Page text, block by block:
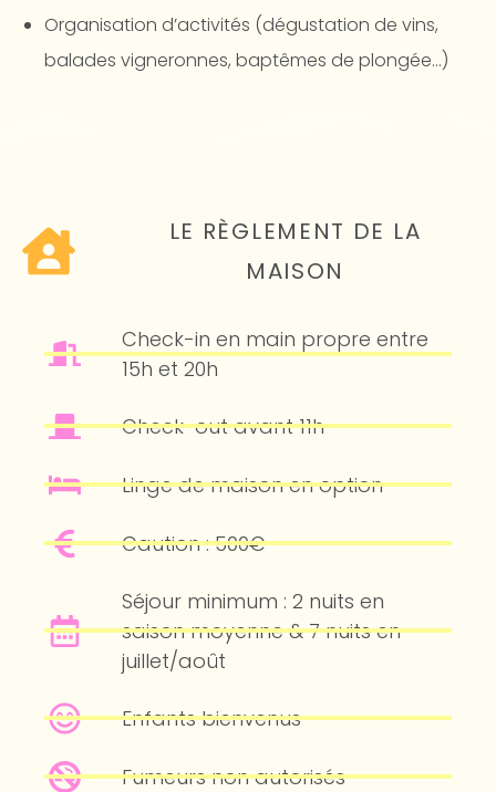
Organisation d’activités (dégustation de vins,
balades vigneronnes, baptêmes de plongée…)
LE RÈGLEMENT DE LA
MAISON
Check-in en main propre entre
15h et 20h
Check-out avant 11h
Linge de maison en option
Caution : 500€
Séjour minimum : 2 nuits en
saison moyenne & 7 nuits en
juillet/août
Enfants bienvenus
Fumeurs non autorisés